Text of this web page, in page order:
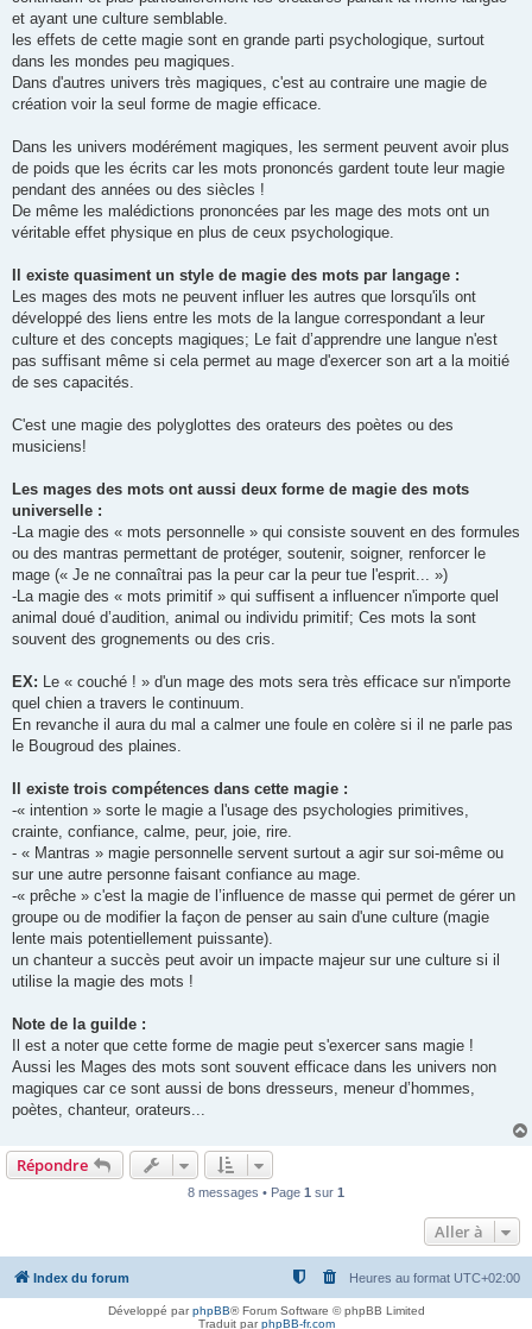
et ayant une culture semblable.
les effets de cette magie sont en grande parti psychologique, surtout
dans les mondes peu magiques.
Dans d'autres univers très magiques, c'est au contraire une magie de
création voir la seul forme de magie efficace.
Dans les univers modérément magiques, les serment peuvent avoir plus
de poids que les écrits car les mots prononcés gardent toute leur magie
pendant des années ou des siècles !
De même les malédictions prononcées par les mage des mots ont un
véritable effet physique en plus de ceux psychologique.
Il existe quasiment un style de magie des mots par langage :
Les mages des mots ne peuvent influer les autres que lorsqu'ils ont
développé des liens entre les mots de la langue correspondant a leur
culture et des concepts magiques; Le fait d’apprendre une langue n'est
pas suffisant même si cela permet au mage d'exercer son art a la moitié
de ses capacités.
C'est une magie des polyglottes des orateurs des poètes ou des
musiciens!
Les mages des mots ont aussi deux forme de magie des mots
universelle :
-La magie des « mots personnelle » qui consiste souvent en des formules
ou des mantras permettant de protéger, soutenir, soigner, renforcer le
mage (« Je ne connaîtrai pas la peur car la peur tue l'esprit... »)
-La magie des « mots primitif » qui suffisent a influencer n'importe quel
animal doué d’audition, animal ou individu primitif; Ces mots la sont
souvent des grognements ou des cris.
EX: Le « couché ! » d'un mage des mots sera très efficace sur n'importe
quel chien a travers le continuum.
En revanche il aura du mal a calmer une foule en colère si il ne parle pas
le Bougroud des plaines.
Il existe trois compétences dans cette magie :
-« intention » sorte le magie a l'usage des psychologies primitives,
crainte, confiance, calme, peur, joie, rire.
- « Mantras » magie personnelle servent surtout a agir sur soi-même ou
sur une autre personne faisant confiance au mage.
-« prêche » c'est la magie de l’influence de masse qui permet de gérer un
groupe ou de modifier la façon de penser au sain d'une culture (magie
lente mais potentiellement puissante).
un chanteur a succès peut avoir un impacte majeur sur une culture si il
utilise la magie des mots !
Note de la guilde :
Il est a noter que cette forme de magie peut s'exercer sans magie !
Aussi les Mages des mots sont souvent efficace dans les univers non
magiques car ce sont aussi de bons dresseurs, meneur d’hommes,
poètes, chanteur, orateurs...
Répondre
8 messages • Page 1 sur 1
Aller à
Index du forum Heures au format UTC+02:00
Développé parphpBB® Forum Software © phpBB Limited
Traduit parphpBB-fr.com